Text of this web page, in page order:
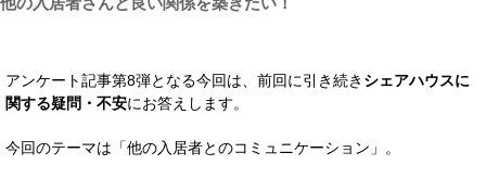
アンケート記事第8弾となる今回は、前回に引き続き シェアハウスに
関する疑問・不安にお答えします。
今回のテーマは「他の入居者とのコミュニケーション」。